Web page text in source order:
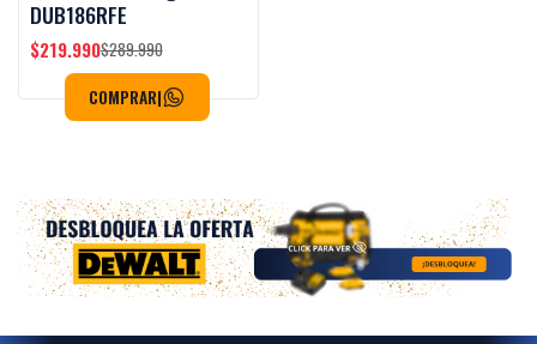
DUB186RFE
$219.990$289.990
COMPRAR|